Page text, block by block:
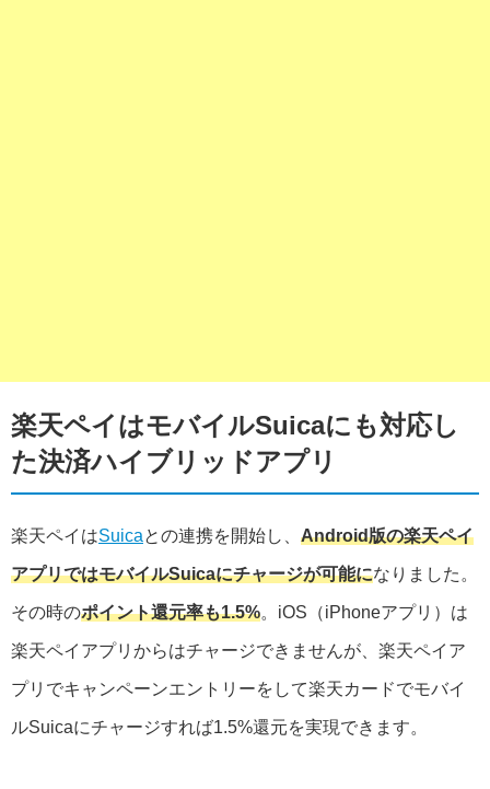
楽天ペイはモバイルSuicaにも対応し
た決済ハイブリッドアプリ
楽天ペイはSuicaとの連携を開始し、 Android版の楽天ペイ
アプリではモバイルSuicaにチャージが可能になりました。
その時のポイント還元率も1.5%。iOS（iPhoneアプリ）は
楽天ペイアプリからはチャージできませんが、楽天ペイア
プリでキャンペーンエントリーをして楽天カードでモバイ
ルSuicaにチャージすれば1.5%還元を実現できます。